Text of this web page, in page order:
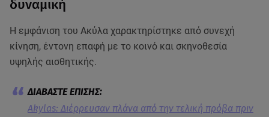
δυναμική
Η εμφάνιση του Ακύλα χαρακτηρίστηκε από συνεχή
κίνηση, έντονη επαφή με το κοινό και σκηνοθεσία
υψηλής αισθητικής.
Akylas: Διέρρευσαν πλάνα από την τελική πρόβα πριν